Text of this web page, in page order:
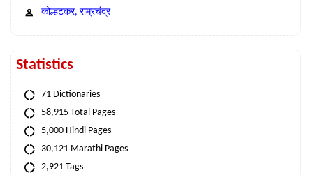
कोल्हटकर, राम्रचंद्र
Statistics
71 Dictionaries
58,915 Total Pages
5,000 Hindi Pages
30,121 Marathi Pages
2,921 Tags